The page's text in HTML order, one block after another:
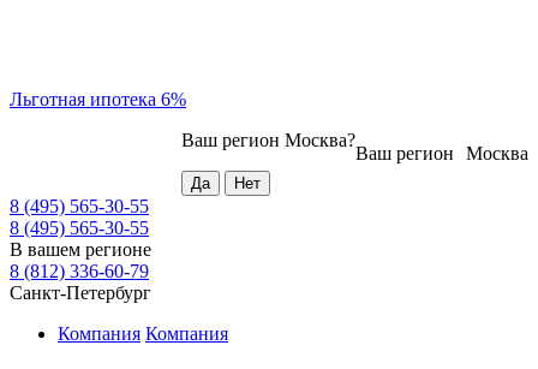
Льготная ипотека 6%
Москва
Ваш регион
Ваш регион Москва?
8 (495) 565-30-55
8 (495) 565-30-55
В вашем регионе
8 (812) 336-60-79
Санкт-Петербург
Компания Компания